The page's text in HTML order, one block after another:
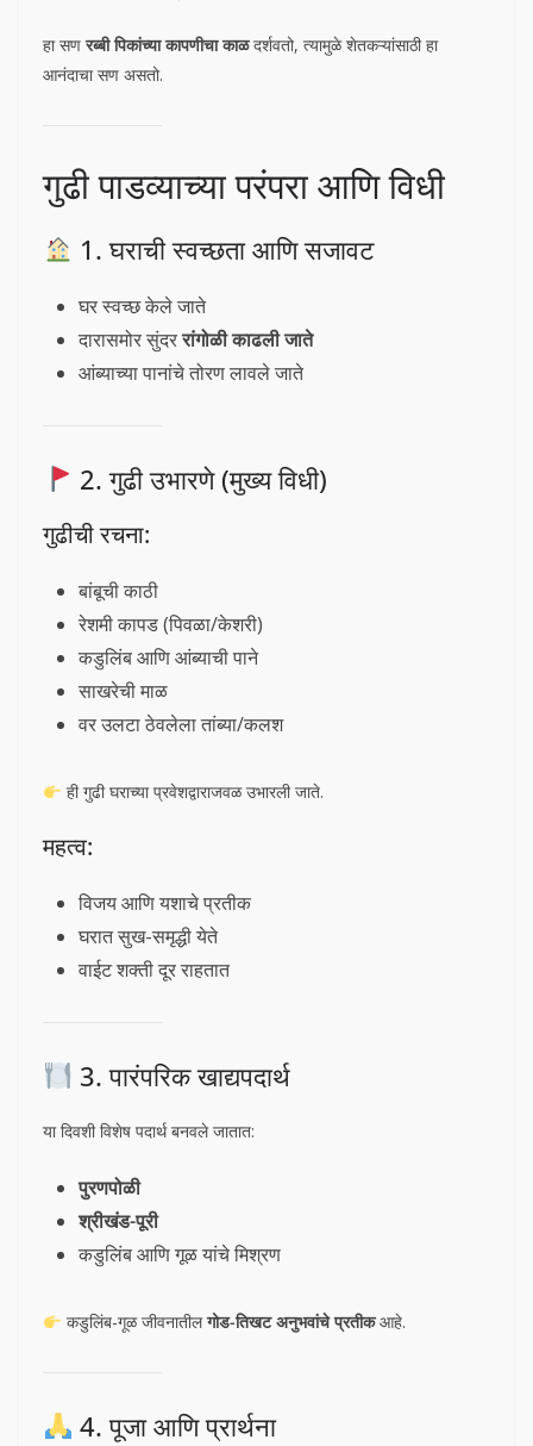
हा सणरब्बी पिकांच्या कापणीचा काळदर्शवतो, त्यामुळे शेतकऱ्यांसाठी हा
आनंदाचा सण असतो.
गुढी पाडव्याच्या परंपरा आणि विधी
1. घराची स्वच्छता आणि सजावट
घर स्वच्छ केले जाते
दारासमोर सुंदररांगोळी काढली जाते
आंब्याच्या पानांचे तोरण लावले जाते
2. गुढी उभारणे (मुख्य विधी)
गुढीची रचना:
बांबूची काठी
रेशमी कापड (पिवळा/केशरी)
कडुलिंब आणि आंब्याची पाने
साखरेची माळ
वर उलटा ठेवलेला तांब्या/कलश
ही गुढी घराच्या प्रवेशद्वाराजवळ उभारली जाते.
महत्व:
विजय आणि यशाचे प्रतीक
घरात सुख-समृद्धी येते
वाईट शक्ती दूर राहतात
3. पारंपरिक खाद्यपदार्थ
या दिवशी विशेष पदार्थ बनवले जातात:
पुरणपोळी
श्रीखंड-पूरी
कडुलिंब आणि गूळ यांचे मिश्रण
कडुलिंब-गूळ जीवनातीलगोड-तिखट अनुभवांचे प्रतीकआहे.
4. पूजा आणि प्रार्थना